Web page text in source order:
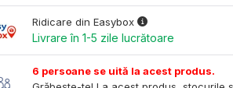
Ridicare din Easybox
Livrare în 1-5 zile lucrătoare
6 persoane se uită la acest produs.